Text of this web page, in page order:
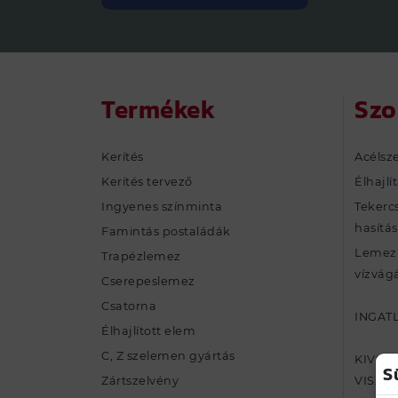
Termékek
Kerítés
Kerítés tervező
Ingyenes színminta
Famintás postaládák
Trapézlemez
Cserepeslemez
Csatorna
Élhajlított elem
C, Z szelemen gyártás
Zártszelvény